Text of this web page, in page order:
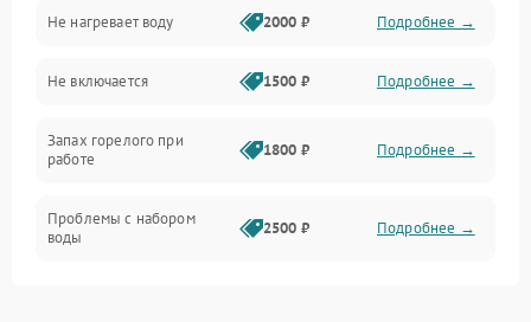
Программное обеспечение
Не нагревает воду 2000 ₽ Подробнее →
Не включается 1500 ₽ Подробнее →
Запах горелого при
работе
1800 ₽ Подробнее →
Проблемы с набором
воды
2500 ₽ Подробнее →